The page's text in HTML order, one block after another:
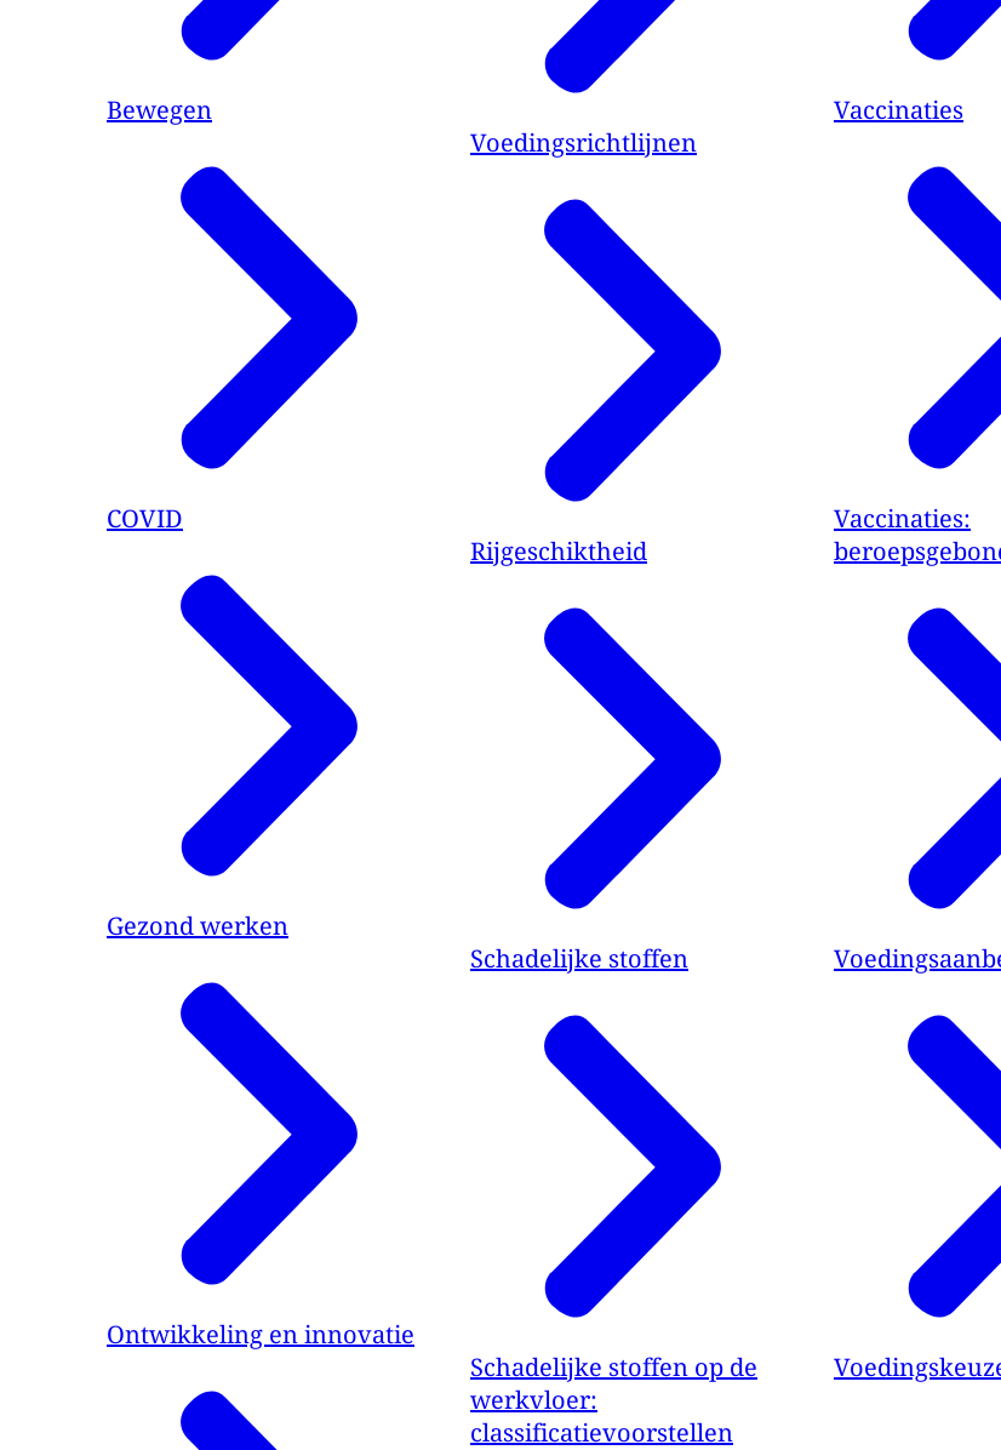
Bewegen
COVID
Gezond werken
Ontwikkeling en innovatie
Voedingsrichtlijnen
Rijgeschiktheid
Schadelijke stoffen
Schadelijke stoffen op de
werkvloer:
classificatievoorstellen
Vaccinaties
Vaccinaties: